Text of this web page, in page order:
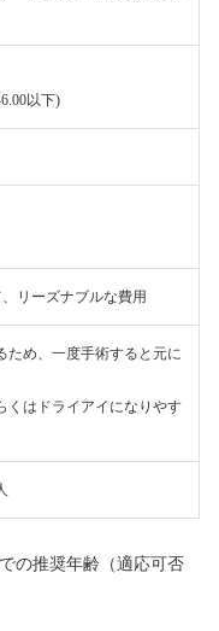
以下)
リーズナブルな費用
ため、一度手術すると元に
くはドライアイになりやす
の推奨年齢（適応可否